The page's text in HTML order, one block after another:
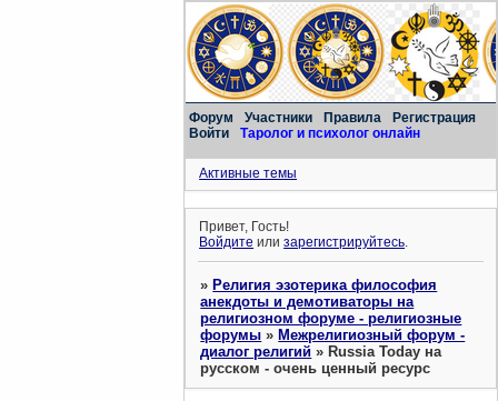
Форум Участники Правила
Регистрация
Войти
Таролог и психолог онлайн
Активные темы
Привет, Гость!
Войдите илизарегистрируйтесь.
»Религия эзотерика философия
анекдоты и демотиваторы на
религиозном форуме - религиозные
форумы »Межрелигиозный форум -
диалог религий »Russia Today на
русском - очень ценный ресурс